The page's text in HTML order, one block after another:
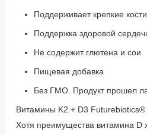
Поддерживает крепкие кости
Поддержка здоровой
Не содержит глютена и сои
Пищевая добавка
Без ГМО. Продукт прошел
Витамины K2 + D3
Хотя преимущества витамина D